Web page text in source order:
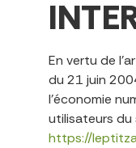
En vertu de
du 21 juin
l’économie
utilisateurs
https://